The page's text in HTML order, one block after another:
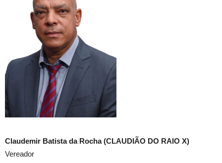
Claudemir Batista da Rocha (CLAUDIÃO DO RAIO X)
Vereador